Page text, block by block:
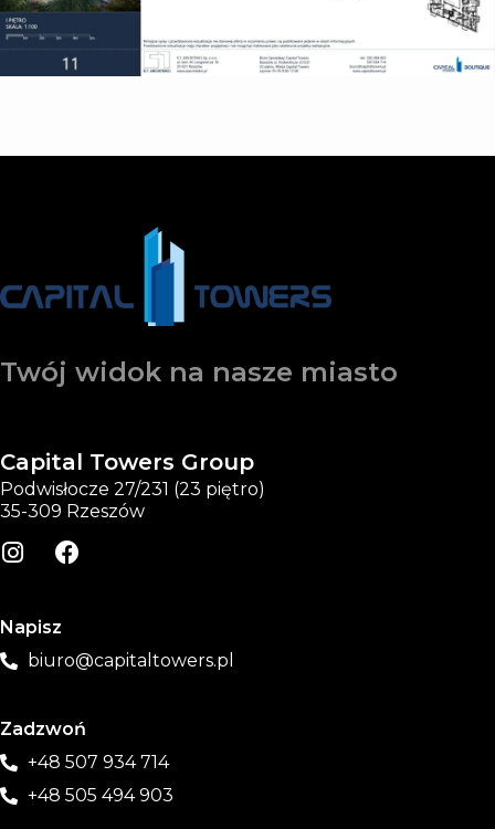
Twój widok na nasze miasto
Capital Towers Group
Podwisłocze 27/231 (23 piętro)
35-309 Rzeszów
Napisz
biuro@capitaltowers.pl
Zadzwoń
+48 507 934 714
+48 505 494 903